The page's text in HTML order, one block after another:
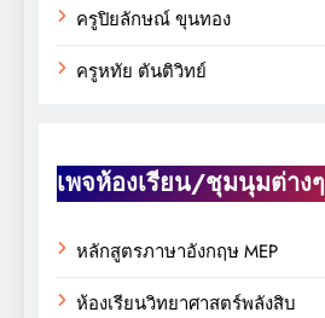
ครูปิยลักษณ์ ขุนทอง
ครูหทัย ตันติวิทย์
เพจห้องเรียน/ชุมนุมต่างๆ
หลักสูตรภาษาอังกฤษ MEP
ห้องเรียนวิทยาศาสตร์พลังสิบ